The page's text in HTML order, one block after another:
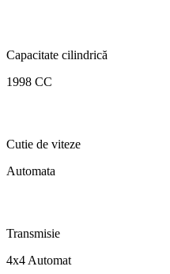
Capacitate cilindrică
1998 CC
Cutie de viteze
Automata
Transmisie
4x4 Automat